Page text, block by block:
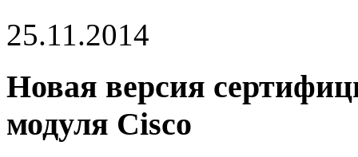
25.11.2014
Новая версия
модуля Cisco